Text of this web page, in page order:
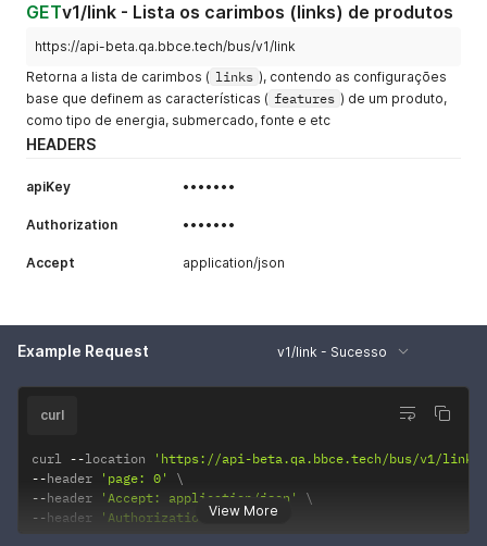
GETv1/link - Lista os carimbos (links) de produtos
https://api-beta.qa.bbce.tech/bus/v1/link
Retorna a lista de carimbos ( links ), contendo as configurações
base que definem as características ( features ) de um produto,
como tipo de energia, submercado, fonte e etc
HEADERS
apiKey •••••••
Authorization •••••••
Accept application/json
Example Request v1/link - Sucesso
View More
curl
curl --location
'https://api-beta.qa.bbce.tech/bus/v1/link'
--header 'page: 0'
--header 'Accept: application/json'
--header 'Authorization: •••••••'